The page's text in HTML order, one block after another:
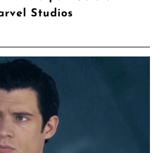
Studios